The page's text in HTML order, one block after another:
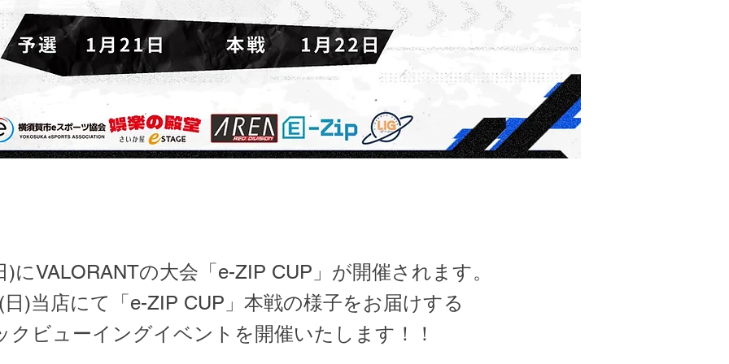
)にVALORANTの大会「e-ZIP CUP」が開催されます。
)当店にて「e-ZIP CUP」本戦の様子をお届けする
クビューイングイベントを開催いたします！！